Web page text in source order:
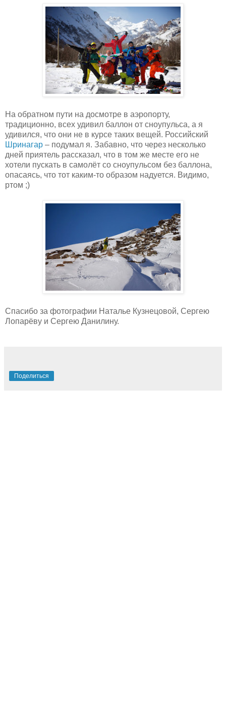
На обратном пути на досмотре в аэропорту,
традиционно, всех удивил баллон от сноупульса, а я
удивился, что они не в курсе таких вещей. Российский
Шринагар – подумал я. Забавно, что через несколько
дней приятель рассказал, что в том же месте его не
хотели пускать в самолёт со сноупульсом без баллона,
опасаясь, что тот каким-то образом надуется. Видимо,
ртом ;)
Спасибо за фотографии Наталье Кузнецовой, Сергею
Лопарёву и Сергею Данилину.
Поделиться